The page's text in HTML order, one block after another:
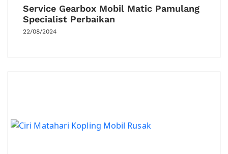
Service Gearbox Mobil Matic Pamulang
Specialist Perbaikan
22/08/2024